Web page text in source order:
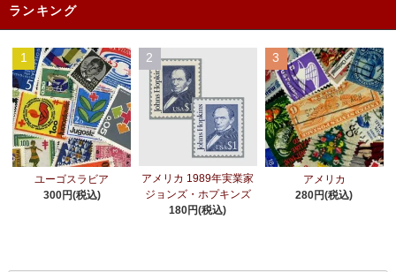
ランキング
1
ユーゴスラビア
300円(税込)
2
アメリカ 1989年実業家
ジョンズ・ホプキンズ
180円(税込)
3
アメリカ
280円(税込)